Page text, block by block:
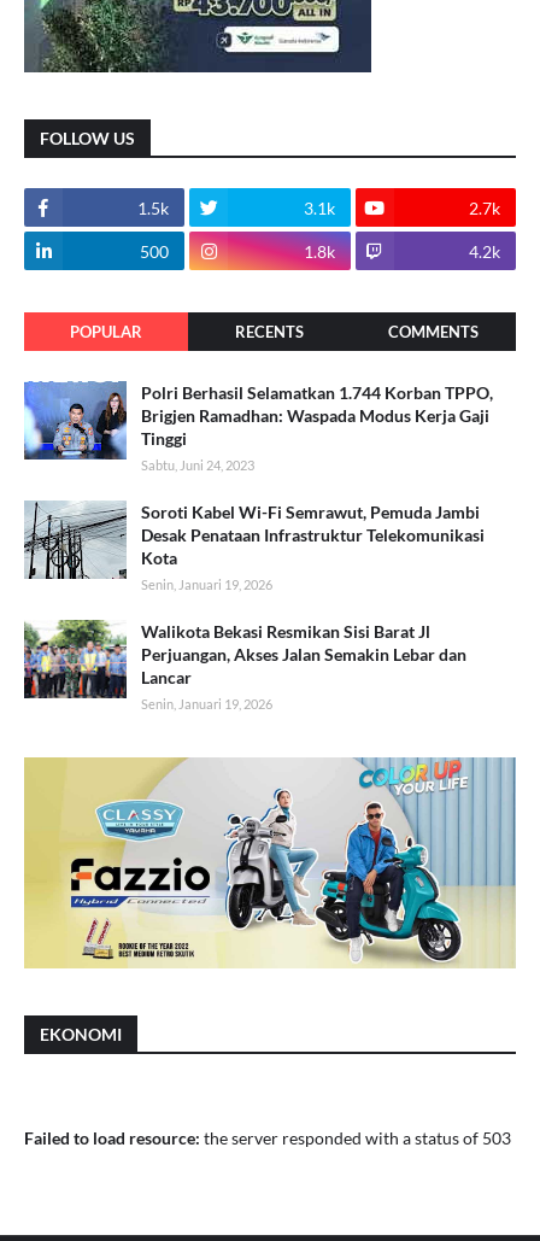
FOLLOW US
1.5k 3.1k 2.7k
500 1.8k 4.2k
POPULAR RECENTS COMMENTS
Polri Berhasil Selamatkan 1.744 Korban TPPO,
Brigjen Ramadhan: Waspada Modus Kerja Gaji
Tinggi
Sabtu, Juni 24, 2023
Soroti Kabel Wi-Fi Semrawut, Pemuda Jambi
Desak Penataan Infrastruktur Telekomunikasi
Kota
Senin, Januari 19, 2026
Walikota Bekasi Resmikan Sisi Barat Jl
Perjuangan, Akses Jalan Semakin Lebar dan
Lancar
Senin, Januari 19, 2026
EKONOMI
Failed to load resource: the server responded with a status of 503